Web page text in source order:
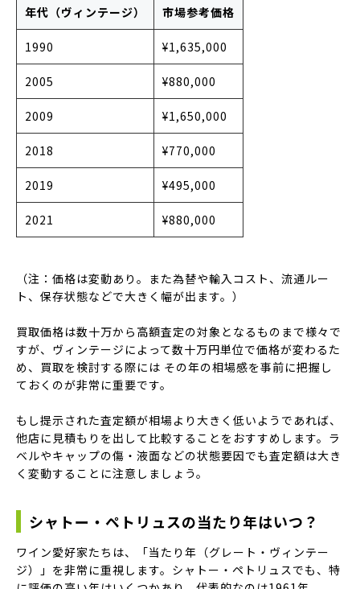
年代（ヴィンテージ） 市場参考価格
1990 ¥1,635,000
2005 ¥880,000
2009 ¥1,650,000
2018 ¥770,000
2019 ¥495,000
2021 ¥880,000
（注：価格は変動あり。また為替や輸入コスト、流通ルー
ト、保存状態などで大きく幅が出ます。）
買取価格は数十万から高額査定の対象となるものまで様々で
すが、ヴィンテージによって数十万円単位で価格が変わるた
め、買取を検討する際には その年の相場感を事前に把握し
ておくのが非常に重要です。
もし提示された査定額が相場より大きく低いようであれば、
他店に見積もりを出して比較することをおすすめします。ラ
ベルやキャップの傷・液面などの状態要因でも査定額は大き
く変動することに注意しましょう。
シャトー・ペトリュスの当たり年はいつ？
ワイン愛好家たちは、「当たり年（グレート・ヴィンテー
ジ）」を非常に重視します。シャトー・ペトリュスでも、特